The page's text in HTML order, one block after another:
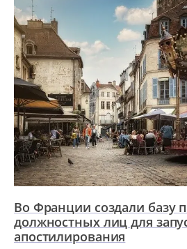
Во Франции создали базу
должностных лиц для
апостилирования